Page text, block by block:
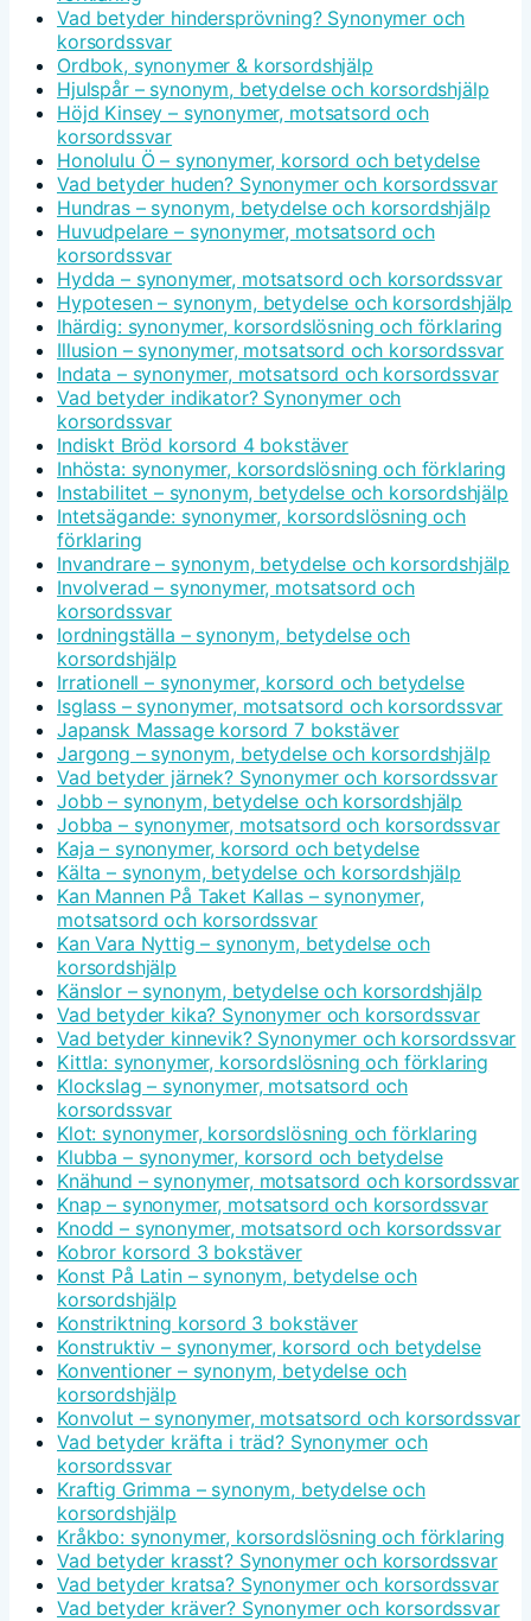
Vad betyder hindersprövning? Synonymer och
korsordssvar
Ordbok, synonymer & korsordshjälp
Hjulspår – synonym, betydelse och korsordshjälp
Höjd Kinsey – synonymer, motsatsord och
korsordssvar
Honolulu Ö – synonymer, korsord och betydelse
Vad betyder huden? Synonymer och korsordssvar
Hundras – synonym, betydelse och korsordshjälp
Huvudpelare – synonymer, motsatsord och
korsordssvar
Hydda – synonymer, motsatsord och korsordssvar
Hypotesen – synonym, betydelse och korsordshjälp
Ihärdig: synonymer, korsordslösning och förklaring
Illusion – synonymer, motsatsord och korsordssvar
Indata – synonymer, motsatsord och korsordssvar
Vad betyder indikator? Synonymer och
korsordssvar
Indiskt Bröd korsord 4 bokstäver
Inhösta: synonymer, korsordslösning och förklaring
Instabilitet – synonym, betydelse och korsordshjälp
Intetsägande: synonymer, korsordslösning och
förklaring
Invandrare – synonym, betydelse och korsordshjälp
Involverad – synonymer, motsatsord och
korsordssvar
Iordningställa – synonym, betydelse och
korsordshjälp
Irrationell – synonymer, korsord och betydelse
Isglass – synonymer, motsatsord och korsordssvar
Japansk Massage korsord 7 bokstäver
Jargong – synonym, betydelse och korsordshjälp
Vad betyder järnek? Synonymer och korsordssvar
Jobb – synonym, betydelse och korsordshjälp
Jobba – synonymer, motsatsord och korsordssvar
Kaja – synonymer, korsord och betydelse
Kälta – synonym, betydelse och korsordshjälp
Kan Mannen På Taket Kallas – synonymer,
motsatsord och korsordssvar
Kan Vara Nyttig – synonym, betydelse och
korsordshjälp
Känslor – synonym, betydelse och korsordshjälp
Vad betyder kika? Synonymer och korsordssvar
Vad betyder kinnevik? Synonymer och korsordssvar
Kittla: synonymer, korsordslösning och förklaring
Klockslag – synonymer, motsatsord och
korsordssvar
Klot: synonymer, korsordslösning och förklaring
Klubba – synonymer, korsord och betydelse
Knähund – synonymer, motsatsord och korsordssvar
Knap – synonymer, motsatsord och korsordssvar
Knodd – synonymer, motsatsord och korsordssvar
Kobror korsord 3 bokstäver
Konst På Latin – synonym, betydelse och
korsordshjälp
Konstriktning korsord 3 bokstäver
Konstruktiv – synonymer, korsord och betydelse
Konventioner – synonym, betydelse och
korsordshjälp
Konvolut – synonymer, motsatsord och korsordssvar
Vad betyder kräfta i träd? Synonymer och
korsordssvar
Kraftig Grimma – synonym, betydelse och
korsordshjälp
Kråkbo: synonymer, korsordslösning och förklaring
Vad betyder krasst? Synonymer och korsordssvar
Vad betyder kratsa? Synonymer och korsordssvar
Vad betyder kräver? Synonymer och korsordssvar